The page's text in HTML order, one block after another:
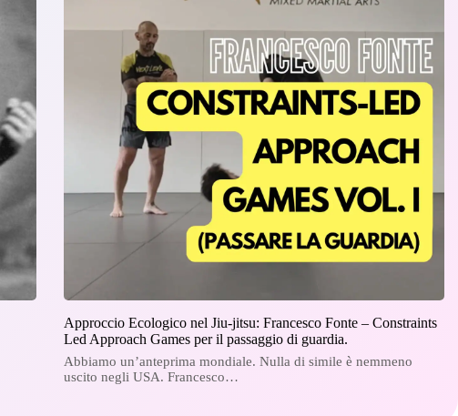
Approccio Ecologico nel Jiu-jitsu: Francesco Fonte – Constraints
Led Approach Games per il passaggio di guardia.
Abbiamo un’anteprima mondiale. Nulla di simile è nemmeno
uscito negli USA. Francesco…